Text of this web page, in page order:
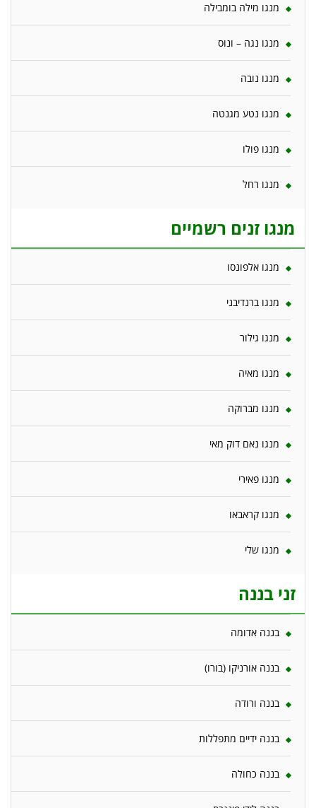
מנגו מילה בומבילה
מנגו נגה – ונוס
מנגו נובה
מנגו נטע מגנטה
מנגו פולו
מנגו רחל
מנגו זנים רשמיים
מנגו אלפונסו
מנגו ברנדיבני
מנגו גילור
מנגו מאיה
מנגו מברוקה
מנגו נאם דוק מאי
מנגו פאירי
מנגו קראבאו
מנגו שלי
זני בננה
בננה אדומה
בננה אורניקו (בורו)
בננה ורודה
בננה ידיים מתפללות
בננה כחולה